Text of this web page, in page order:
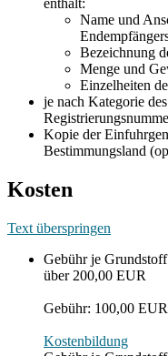
Name und
Bezeichnung
Menge und
Einzelheiten
je nach Kategorie
Kopie der
Bestimmungsland
Kosten
Text überspringen
Gebühr je
über 200,00 EUR
Gebühr: 100,00
Kostenbildung